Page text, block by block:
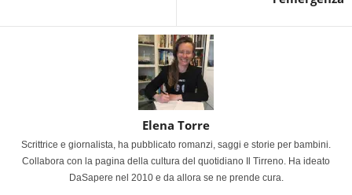
Elena Torre
Scrittrice e giornalista, ha pubblicato romanzi, saggi e storie per bambini.
Collabora con la pagina della cultura del quotidiano Il Tirreno. Ha ideato
DaSapere nel 2010 e da allora se ne prende cura.